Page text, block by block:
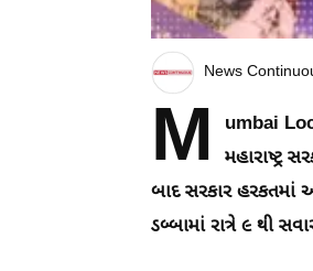
News
M
umbai
મહારાષ્ટ્ર
બાદ સરકાર હરકતમાં
ડબ્બામાં રાત્રે ૯ થી